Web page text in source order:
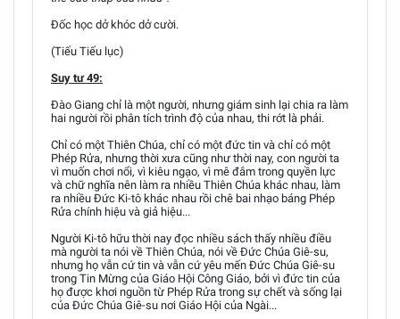
Đốc học dở khóc dở cười.
(Tiếu Tiếu lục)
Suy tư 49:
Đào Giang chỉ là một người, nhưng giám sinh lại chia ra làm
hai người rồi phân tích trình độ của nhau, thi rớt là phải.
Chỉ có một Thiên Chúa, chỉ có một đức tin và chỉ có một
Phép Rửa, nhưng thời xưa cũng như thời nay, con người ta
vì muốn chơi nổi, vì kiêu ngạo, vì mê đắm trong quyền lực
và chữ nghĩa nên làm ra nhiều Thiên Chúa khác nhau, làm
ra nhiều Đức Ki-tô khác nhau rồi chê bai nhạo báng Phép
Rửa chính hiệu và giả hiệu...
Người Ki-tô hữu thời nay đọc nhiều sách thấy nhiều điều
mà người ta nói về Thiên Chúa, nói về Đức Chúa Giê-su,
nhưng họ vẫn cứ tin và vẫn cứ yêu mến Đức Chúa Giê-su
trong Tin Mừng của Giáo Hội Công Giáo, bởi vì đức tin của
họ được khơi nguồn từ Phép Rửa trong sự chết và sống lại
của Đức Chúa Giê-su nơi Giáo Hội của Ngài...